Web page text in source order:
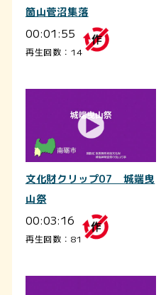
箇山菅沼集落
00:01:55
再生回数：14
文化財クリップ07 城端曳
山祭
00:03:16
再生回数：81